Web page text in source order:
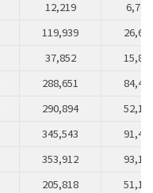
12,219
6,748
119,939
37,852
288,651
290,894
345,543
353,912
205,818